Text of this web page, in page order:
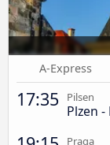
A-Express
17:35 Pilsen
Plzen
Praga